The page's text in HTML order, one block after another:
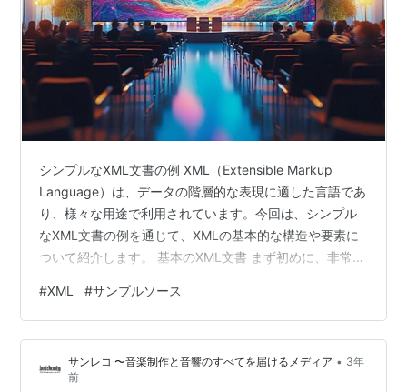
シンプルなXML文書の例 XML（Extensible Markup
Language）は、データの階層的な表現に適した言語であ
り、様々な用途で利用されています。今回は、シンプル
なXML文書の例を通じて、XMLの基本的な構造や要素に
ついて紹介します。 基本のXML文書 まず初めに、非常に
<name>John Doe</name> <age>25</age>
<city>New York</city> </data> この例では、<data>
というルート要素があり、その中に <name>、<age>、
<city> という3つの要素が含まれて…
#XML #サンプルソース
サンレコ 〜音楽制作と音響のすべてを届けるメディア • 3年
前